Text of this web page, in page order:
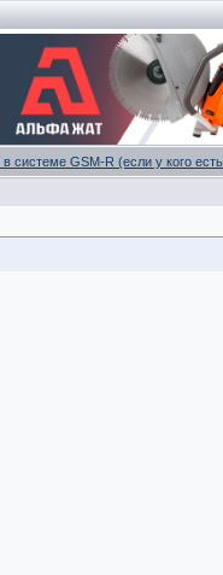
GSM-R (если у кого